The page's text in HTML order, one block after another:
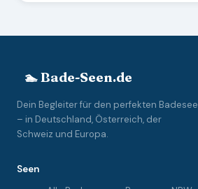
🏊 Bade-Seen.de
Dein Begleiter für den perfekten Badesee
– in Deutschland, Österreich, der
Schweiz und Europa.
Seen